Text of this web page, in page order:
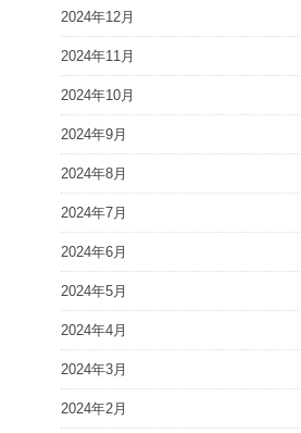
2024年12月
2024年11月
2024年10月
2024年9月
2024年8月
2024年7月
2024年6月
2024年5月
2024年4月
2024年3月
2024年2月